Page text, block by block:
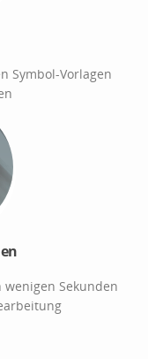
Symbol-Vorlagen
Sekunden